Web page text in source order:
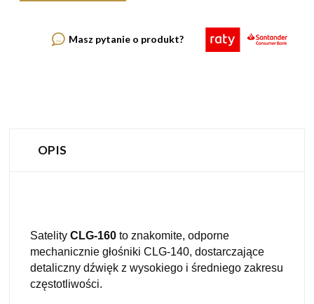
Masz pytanie o produkt?
OPIS
Satelity CLG-160 to znakomite, odporne
mechanicznie głośniki CLG-140, dostarczające
detaliczny dźwięk z wysokiego i średniego zakresu
częstotliwości.